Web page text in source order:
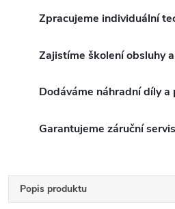
Zpracujeme individuální
Zajistíme školení obsluhy
Dodáváme náhradní díly
Garantujeme záruční
Popis produktu